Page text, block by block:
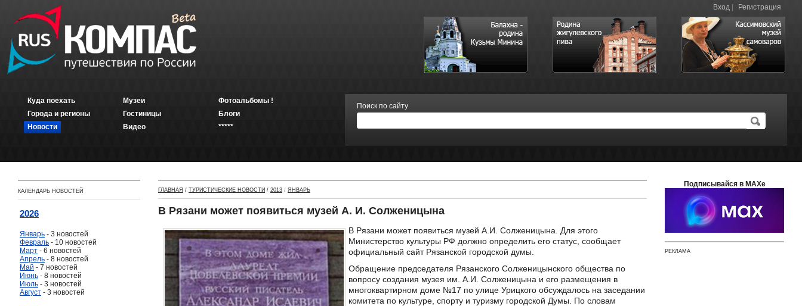
Вход Регистрация
Куда поехать
Города и регионы
Новости
Музеи
Гостиницы
Видео
Фотоальбомы !
Блоги
*****
Поиск по сайту
КАЛЕНДАРЬ НОВОСТЕЙ
2026
Январь - 3 новостей
Февраль - 10 новостей
Март - 6 новостей
Апрель - 8 новостей
Май - 7 новостей
Июнь - 8 новостей
Июль - 3 новостей
Август - 3 новостей
ГЛАВНАЯ / ТУРИСТИЧЕСКИЕ НОВОСТИ / 2013 / ЯНВАРЬ
В Рязани может появиться музей А. И. Солженицына
В Рязани может появиться музей А.И. Солженицына. Для этого
Министерство культуры РФ должно определить его статус, сообщает
официальный сайт Рязанской городской думы.
Обращение председателя Рязанского Солженицынского общества по
вопросу создания музея им. А.И. Солженицына и его размещения в
многоквартирном доме №17 по улице Урицкого обсуждалось на заседании
комитета по культуре, спорту и туризму городской Думы. По словам
Подписывайся в MAXе
РЕКЛАМА